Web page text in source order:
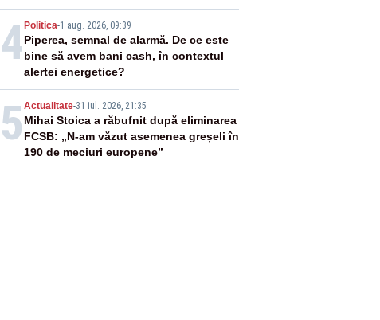
4 Politica-1 aug. 2026, 09:39
Piperea, semnal de alarmă. De ce este
bine să avem bani cash, în contextul
alertei energetice?
5 Actualitate-31 iul. 2026, 21:35
Mihai Stoica a răbufnit după eliminarea
FCSB: „N-am văzut asemenea greșeli în
190 de meciuri europene”